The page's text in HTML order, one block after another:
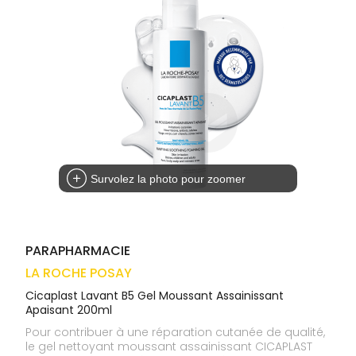
Survolez la photo pour zoomer
PARAPHARMACIE
LA ROCHE POSAY
Cicaplast Lavant B5 Gel Moussant Assainissant
Apaisant 200ml
Pour contribuer à une réparation cutanée de qualité,
le gel nettoyant moussant assainissant CICAPLAST